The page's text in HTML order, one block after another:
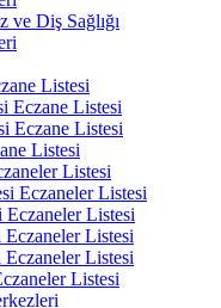
ve Diş Sağlığı
Listesi
Eczane Listesi
Eczane Listesi
Listesi
Listesi
Eczaneler Listesi
Listesi
Listesi
Listesi
Listesi